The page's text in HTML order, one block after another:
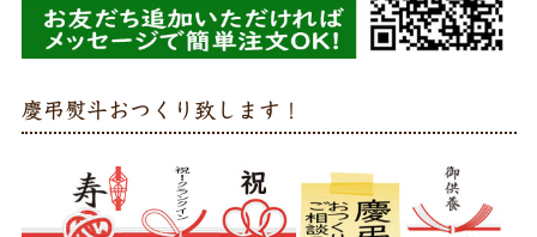
慶弔熨斗おつくり致します！